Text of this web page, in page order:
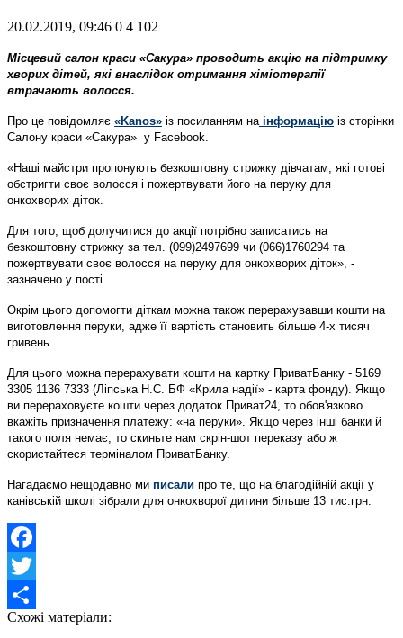
20.02.2019, 09:46 0 4 102
Місцевий салон краси «Сакура» проводить акцію на підтримку
хворих дітей, які внаслідок отримання хіміотерапії
втрачають волосся.
Про це повідомляє «Kanos» із посиланням на інформацію із сторінки
Салону краси «Сакура» у Facebook.
«Наші майстри пропонують безкоштовну стрижку дівчатам, які готові
обстригти своє волосся і пожертвувати його на перуку для
онкохворих діток.
Для того, щоб долучитися до акції потрібно записатись на
безкоштовну стрижку за тел. (099)2497699 чи (066)1760294 та
пожертвувати своє волосся на перуку для онкохворих діток», -
зазначено у пості.
Окрім цього допомогти діткам можна також перерахувавши кошти на
виготовлення перуки, адже її вартість становить більше 4-х тисяч
гривень.
Для цього можна перерахувати кошти на картку ПриватБанку - 5169
3305 1136 7333 (Ліпська Н.С. БФ «Крила надії» - карта фонду). Якщо
ви перераховуєте кошти через додаток Приват24, то обов'язково
вкажіть призначення платежу: «на перуки». Якщо через інші банки й
такого поля немає, то скиньте нам скрін-шот переказу або ж
скористайтеся терміналом ПриватБанку.
Нагадаємо нещодавно ми писали про те, що на благодійній акції у
канівській школі зібрали для онкохворої дитини більше 13 тис.грн.
Facebook
Twitter
Share
Схожі матеріали: